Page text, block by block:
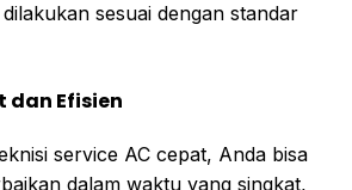
sesuai dengan standar
dan Efisien
service AC cepat, Anda bisa
dalam waktu yang singkat,